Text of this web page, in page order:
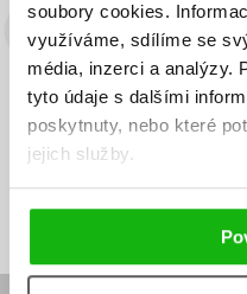
soubory cookies.
využíváme, sdílíme se
média, inzerci a analýzy.
tyto údaje s dalšími
poskytnuty, nebo které
jejich služby.
Budete to vědět
Zajímá Vás, jaký knižní hit
sleva, jaká běží soutěž o ceny?
mailových novineksouhlasíte
adresa
adresa